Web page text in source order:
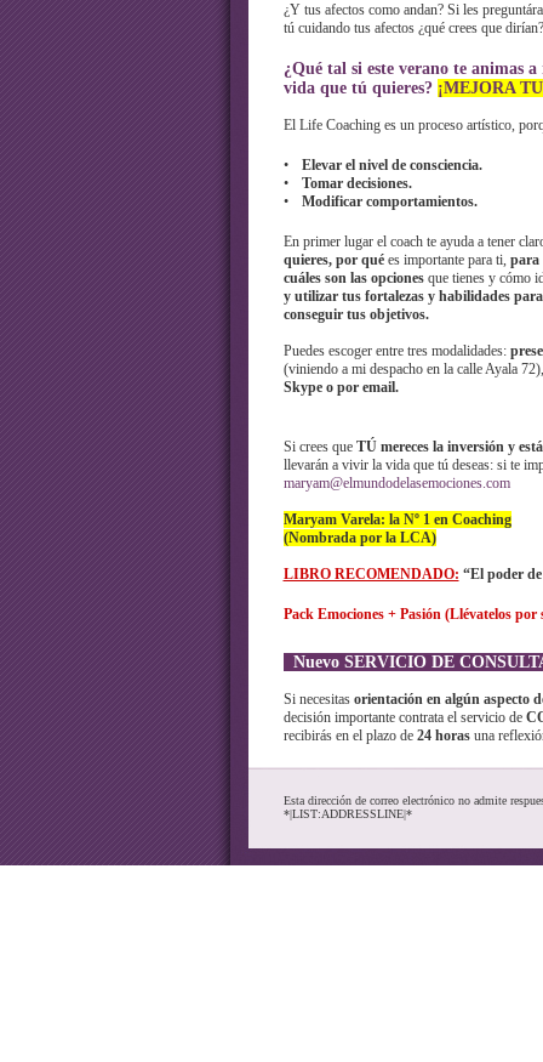
¿Y tus afectos como andan? Si les
tú cuidando tus afectos ¿qué crees que dirían?
¿Qué tal si este verano te animas
vida que tú quieres? ¡MEJORA
El Life Coaching es un proceso artístico,
•
Elevar el nivel de consciencia.
•
Tomar decisiones.
•
Modificar comportamientos.
En primer lugar el coach te ayuda a tener
quieres, por quées importante para ti, para
cuáles son las opcionesque tienes y cómo
y utilizar tus fortalezas y habilidades para
conseguir tus objetivos.
Puedes escoger entre tres modalidades:
(viniendo a mi despacho en la calle Ayala
Skype o por email.
Si crees que TÚ mereces la inversión y
llevarán a vivir la vida que tú deseas: si te
maryam@elmundodelasemociones.com
Maryam Varela: la Nº 1 en Coaching
(Nombrada por la LCA)
LIBRO RECOMENDADO: “El poder
Pack Emociones + Pasión (Llévatelos por
Nuevo SERVICIO DE
Si necesitas orientación en algún aspecto
decisión importante contrata el servicio de
recibirás en el plazo de 24 horasuna
Esta dirección de correo electrónico no admite
*|LIST:ADDRESSLINE|*